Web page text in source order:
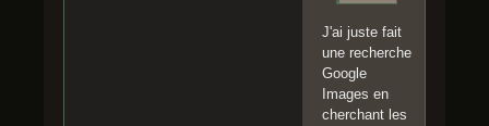
J'ai juste fait
une recherche
Google
Images en
cherchant les